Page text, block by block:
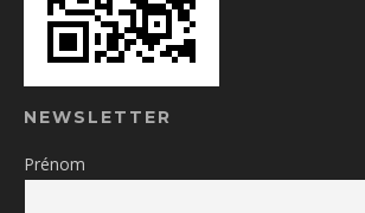
NEWSLETTER
Prénom